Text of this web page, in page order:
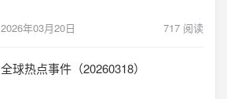
2026年03月20日 717 阅读
全球热点事件（20260318）